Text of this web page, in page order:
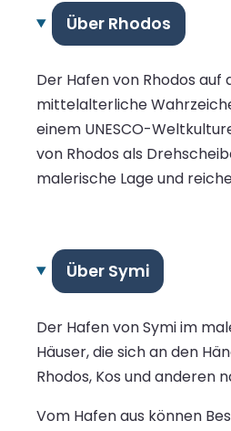
Über Rhodos
Der Hafen von Rhodos
mittelalterliche
einem UNESCO-
von Rhodos als
malerische Lage und
Über Symi
Der Hafen von Symi im
Häuser, die sich an den
Rhodos, Kos und anderen
Vom Hafen aus können